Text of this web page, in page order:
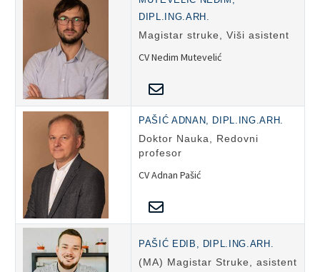
DIPL.ING.ARH.
Magistar struke, Viši asistent
CV Nedim Mutevelić
PAŠIĆ ADNAN, DIPL.ING.ARH.
Doktor Nauka, Redovni
profesor
CV Adnan Pašić
PAŠIĆ EDIB, DIPL.ING.ARH.
(MA) Magistar Struke, asistent